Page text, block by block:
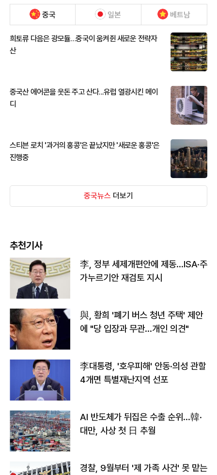
중국 일본 베트남
희토류 다음은 광모듈…중국이 움켜쥔 새로운 전략자
산
중국산 에어콘을 웃돈 주고 산다...유럽 열광시킨 메이
디
스티븐 로치 '과거의 홍콩'은 끝났지만 '새로운 홍콩'은
진행중
중국뉴스 더보기
추천기사
李, 정부 세제개편안에 제동…ISA·주
가누르기안 재검토 지시
與, 황희 '폐기 버스 청년 주택' 제안
에 "당 입장과 무관…개인 의견"
李대통령, '호우피해' 안동·의성 관할
4개면 특별재난지역 선포
AI 반도체가 뒤집은 수출 순위…韓·
대만, 사상 첫 日 추월
경찰, 9월부터 '제 가족 사건' 못 맡는